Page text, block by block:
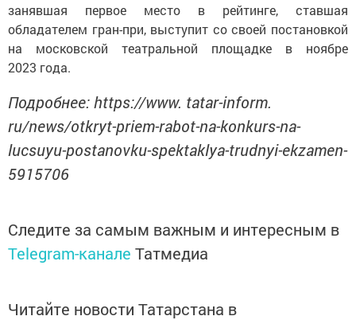
занявшая первое место в рейтинге, ставшая
обладателем гран-при, выступит со своей постановкой
на московской театральной площадке в ноябре
2023 года.
Подробнее: https://www. tatar-inform.
ru/news/otkryt-priem-rabot-na-konkurs-na-
lucsuyu-postanovku-spektaklya-trudnyi-ekzamen-
5915706
Следите за самым важным и интересным в
Telegram-канале Татмедиа
Читайте новости Татарстана в